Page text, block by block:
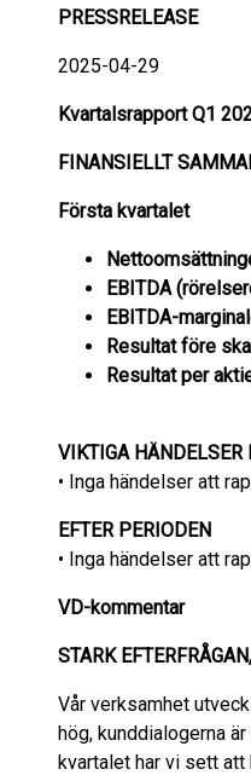
PRESSRELEASE
2025-04-29
Kvartalsrapport Q1
FINANSIELLT
Första kvartalet
EBITDA
EBITDA-
Resultat före
Resultat per
VIKTIGA HÄNDELSER
• Inga händelser att
EFTER PERIODEN
• Inga händelser att
VD-kommentar
STARK
Vår verksamhet
hög, kunddialogerna
kvartalet har vi sett